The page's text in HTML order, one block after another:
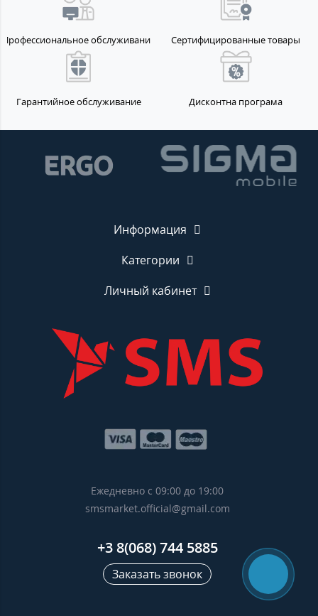
Профессиональное обслуживание Сертифицированные товары
Гарантийное обслуживание Дисконтна програма
Информация
Категории
Личный кабинет
Ежедневно с 09:00 до 19:00
smsmarket.official@gmail.com
+3 8(068) 744 5885
Заказать звонок